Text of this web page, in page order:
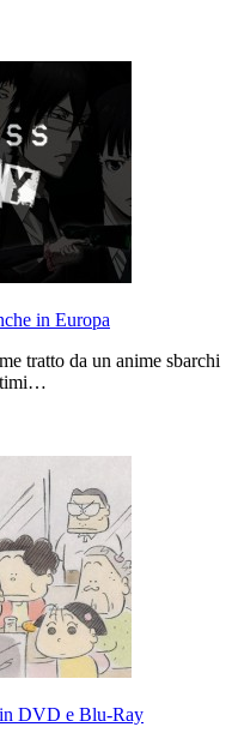
in Europa
tratto da un anime sbarchi
DVD e Blu-Ray